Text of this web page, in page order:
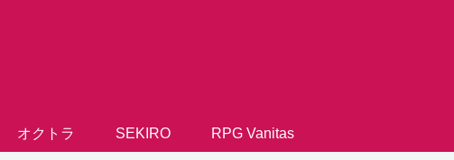
オクトラ SEKIRO RPG Vanitas